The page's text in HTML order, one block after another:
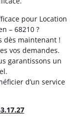
pour Location
– 68210 ?
dès maintenant !
vos demandes.
garantissons un
d’un service